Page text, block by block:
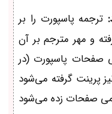
ترجمه پاسپورت را بر
و مهر مترجم بر آن
صفحات پاسپورت (در
پرینت گرفته می‌شود
صفحات زده می‌شود